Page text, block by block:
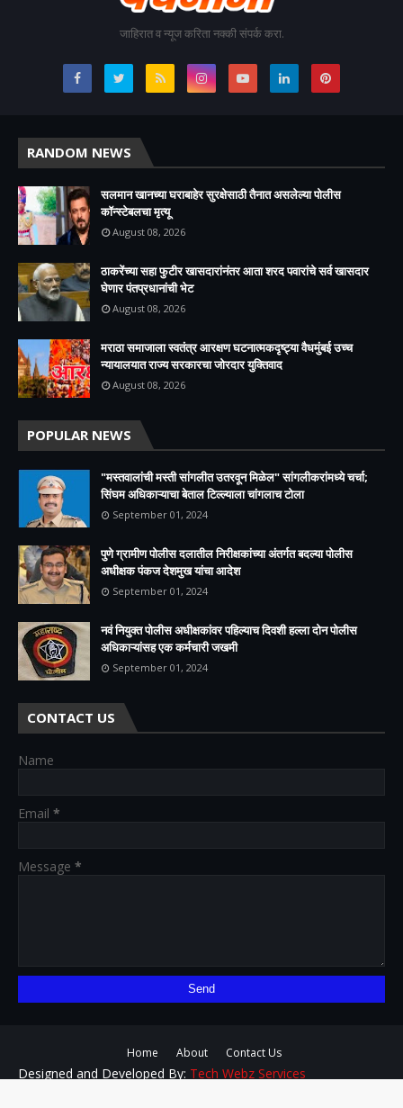
जाहिरात व न्यूज करिता नक्की संपर्क करा.
RANDOM NEWS
सलमान खानच्या घराबाहेर सुरक्षेसाठी तैनात असलेल्या पोलीस
कॉन्स्टेबलचा मृत्यू
August 08, 2026
ठाकरेंच्या सहा फुटीर खासदारांनंतर आता शरद पवारांचे सर्व खासदार
घेणार पंतप्रधानांची भेट
August 08, 2026
मराठा समाजाला स्वतंत्र आरक्षण घटनात्मकदृष्ट्या वैधमुंबई उच्च
न्यायालयात राज्य सरकारचा जोरदार युक्तिवाद
August 08, 2026
POPULAR NEWS
"मस्तवालांची मस्ती सांगलीत उतरवून मिळेल" सांगलीकरांमध्ये चर्चा;
सिंघम अधिकाऱ्याचा बेताल टिल्ल्याला चांगलाच टोला
September 01, 2024
पुणे ग्रामीण पोलीस दलातील निरीक्षकांच्या अंतर्गत बदल्या पोलीस
अधीक्षक पंकज देशमुख यांचा आदेश
September 01, 2024
नवं नियुक्त पोलीस अधीक्षकांवर पहिल्याच दिवशी हल्ला दोन पोलीस
अधिकाऱ्यांसह एक कर्मचारी जखमी
September 01, 2024
CONTACT US
Name
Email *
Message *
Home About Contact Us
Designed and Developed By: Tech Webz Services